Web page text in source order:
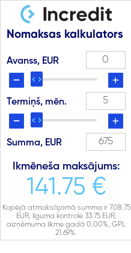
Nomaksas kalkulators
Avanss, EUR
Termiņš, mēn.
Summa, EUR
Ikmēneša maksājums:
141.75 €
Kopējā atmaksājamā summa ir 708.75
EUR, līguma kontrole 33.75EUR,
aizņēmuma likme gadā 0.00%, GPL
21.69%.